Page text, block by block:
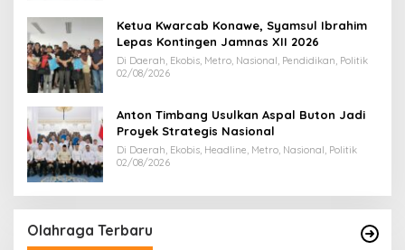
Ketua Kwarcab Konawe, Syamsul Ibrahim
Lepas Kontingen Jamnas XII 2026
Di Daerah, Ekobis, Metro, Nasional, Pendidikan, Politik
02/08/2026
Anton Timbang Usulkan Aspal Buton Jadi
Proyek Strategis Nasional
Di Daerah, Ekobis, Headline, Metro, Nasional, Politik
02/08/2026
Olahraga Terbaru